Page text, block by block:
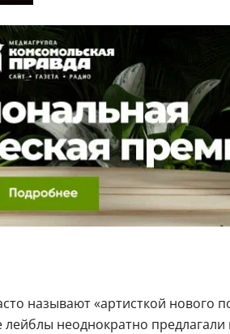
называют «артисткой нового
неоднократно